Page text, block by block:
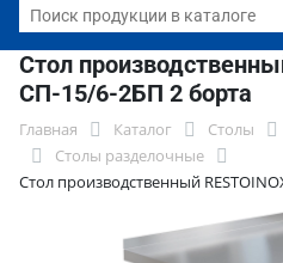
Стол
СП-15/6-2БП 2 борта
Главная Каталог Столы
Столы разделочные
Стол производственный